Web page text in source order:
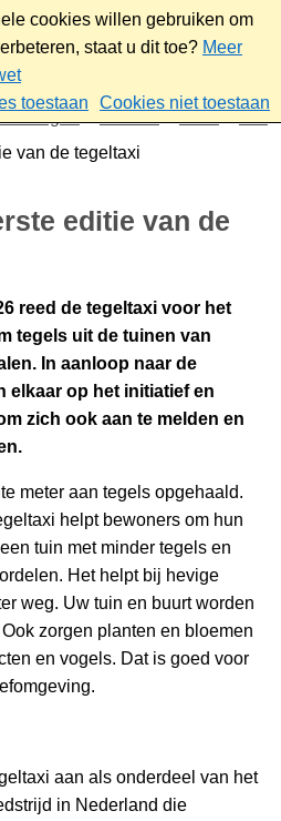
cookies willen gebruiken om
staat u dit toe? Meer
toestaan
Cookies niet toestaan
Nieuws 2026
Mei
van de tegeltaxi
editie van de
reed de tegeltaxi voor het
tegels uit de tuinen van
In aanloop naar de
elkaar op het initiatief en
zich ook aan te melden en
meter aan tegels opgehaald.
helpt bewoners om hun
tuin met minder tegels en
Het helpt bij hevige
weg. Uw tuin en buurt worden
zorgen planten en bloemen
en vogels. Dat is goed voor
aan als onderdeel van het
in Nederland die